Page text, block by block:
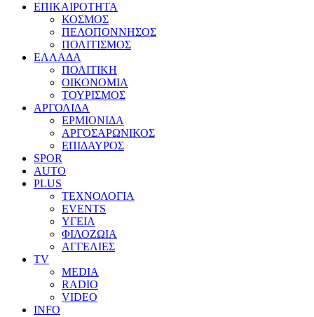
ΕΠΙΚΑΙΡΟΤΗΤΑ
ΚΟΣΜΟΣ
ΠΕΛΟΠΟΝΝΗΣΟΣ
ΠΟΛΙΤΙΣΜΟΣ
ΕΛΛΑΔΑ
ΠΟΛΙΤΙΚΗ
ΟΙΚΟΝΟΜΙΑ
ΤΟΥΡΙΣΜΟΣ
ΑΡΓΟΛΙΔΑ
ΕΡΜΙΟΝΙΔΑ
ΑΡΓΟΣΑΡΩΝΙΚΟΣ
ΕΠΙΔΑΥΡΟΣ
SPOR
AUTO
PLUS
ΤΕΧΝΟΛΟΓΙΑ
EVENTS
ΥΓΕΙΑ
ΦΙΛΟΖΩΙΑ
ΑΓΓΕΛΙΕΣ
ΤV
MEDIA
RADIO
VIDEO
INFO